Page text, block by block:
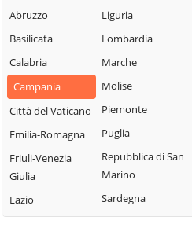
Bracigliano
Buccino
Buonabitacolo
Caggiano
Calvanico
Camerota
Campagna
Campora
Cannalonga
Severino
Minori
Moio della
Giacomo
Montecorice
Pugliano
Abruzzo
Basilicata
Calabria
Campania
Città del Vaticano
Emilia-Romagna
Friuli-Venezia
Giulia
Lazio
Liguria
Lombardia
Marche
Molise
Piemonte
Puglia
Repubblica di San
Marino
Sardegna